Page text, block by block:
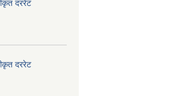
दररेट
दररेट